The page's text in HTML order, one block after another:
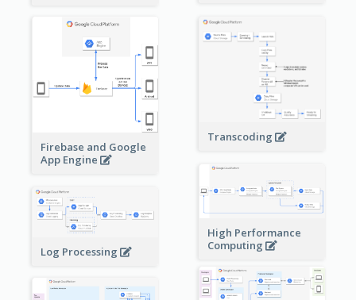
Firebase and Google
App Engine
Transcoding
High Performance
Computing
Log Processing